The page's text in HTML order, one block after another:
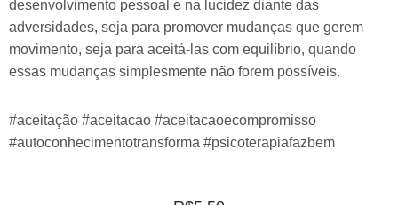
desenvolvimento pessoal e na lucidez diante das
adversidades, seja para promover mudanças que gerem
movimento, seja para aceitá-las com equilíbrio, quando
essas mudanças simplesmente não forem possíveis.
#aceitação #aceitacao #aceitacaoecompromisso
#autoconhecimentotransforma #psicoterapiafazbem